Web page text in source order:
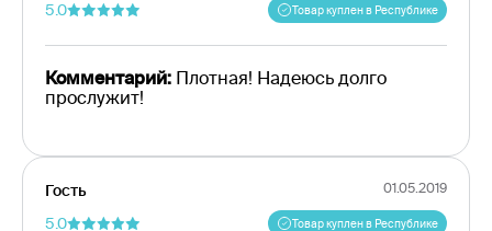
5.0 Товар куплен в Республике
Комментарий: Плотная! Надеюсь долго
прослужит!
Гость 01.05.2019
5.0 Товар куплен в Республике